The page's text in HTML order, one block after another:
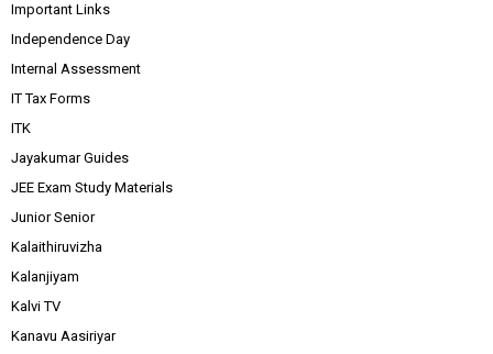
Important Links
Independence Day
Internal Assessment
IT Tax Forms
ITK
Jayakumar Guides
JEE Exam Study Materials
Junior Senior
Kalaithiruvizha
Kalanjiyam
Kalvi TV
Kanavu Aasiriyar